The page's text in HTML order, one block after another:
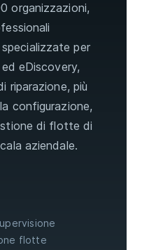
organizzazioni,
per
eDiscovery,
riparazione, più
configurazione,
di flotte di
aziendale.
flotte